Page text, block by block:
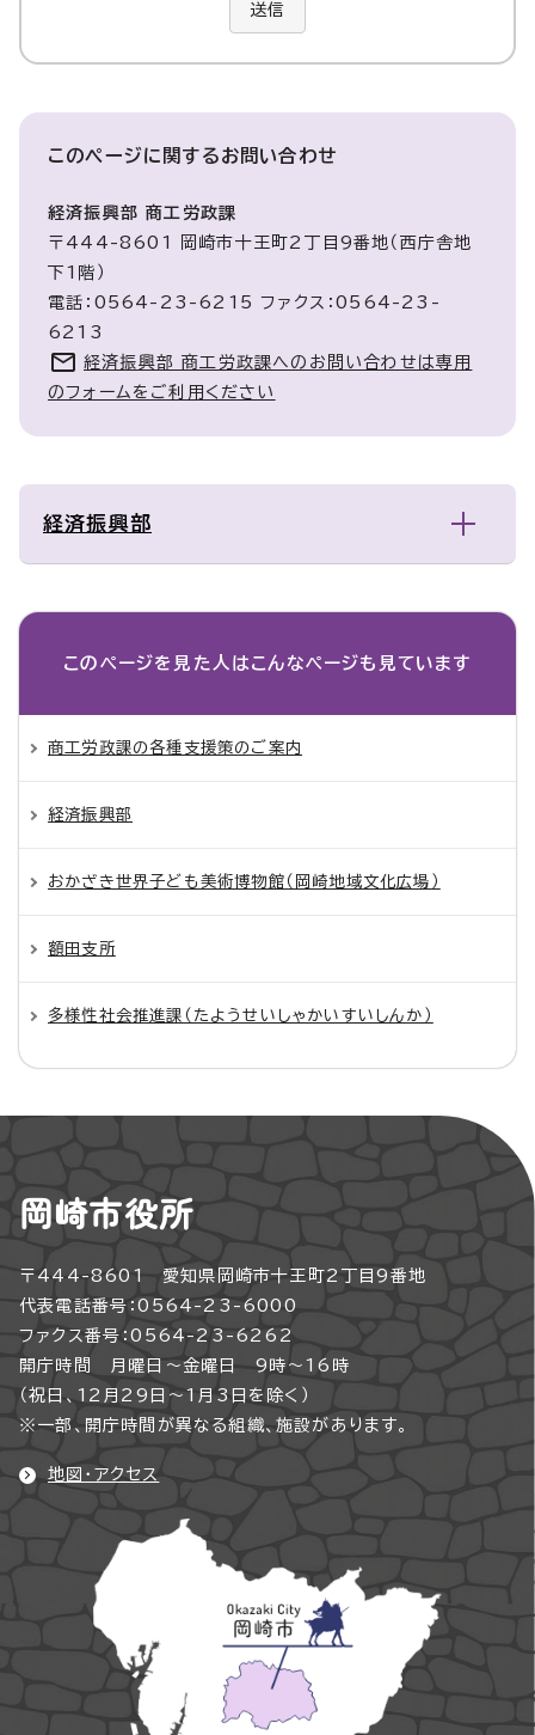
送信
このページに関するお問い合わせ
経済振興部 商工労政課
〒444-8601 岡崎市十王町2丁目9番地（西庁舎地
下1階）
電話：0564-23-6215 ファクス：0564-23-
6213
経済振興部 商工労政課へのお問い合わせは専用
のフォームをご利用ください
経済振興部
このページを見た人は こんなページも見ています
商工労政課の各種支援策のご案内
経済振興部
おかざき世界子ども美術博物館（岡崎地域文化広場）
額田支所
多様性社会推進課（たようせいしゃかいすいしんか）
岡崎市役所
〒444-8601 愛知県岡崎市十王町2丁目9番地
代表電話番号：0564-23-6000
ファクス番号：0564-23-6262
開庁時間 月曜日～金曜日 9時～16時
（祝日、12月29日～1月3日を除く）
※一部、開庁時間が異なる組織、施設があります。
地図・アクセス